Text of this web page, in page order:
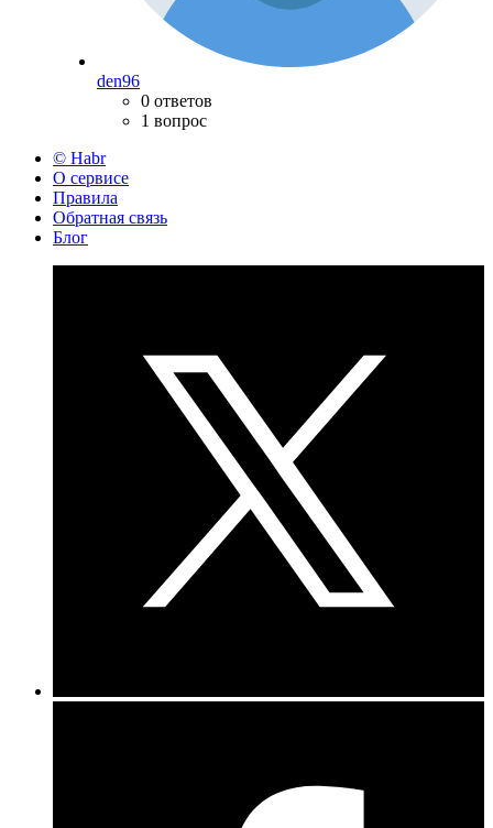
den96
0 ответов
1 вопрос
© Habr
О сервисе
Правила
Обратная связь
Блог